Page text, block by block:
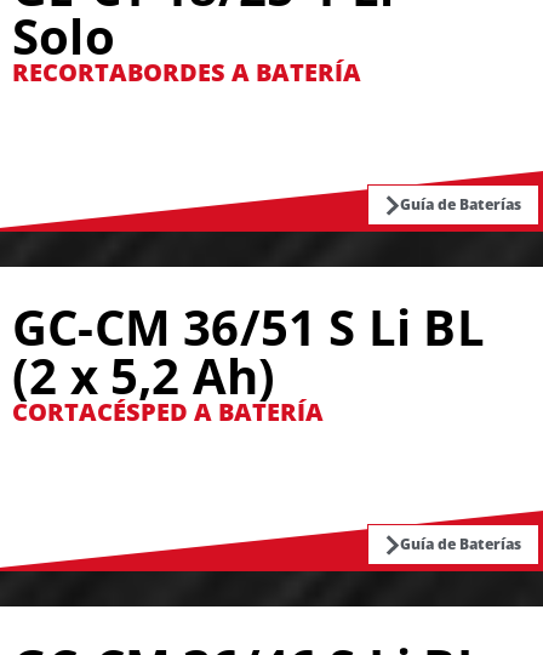
Solo
RECORTABORDES A BATERÍA
Guía de Baterías
GC-CM 36/51 S Li BL
(2 x 5,2 Ah)
CORTACÉSPED A BATERÍA
Guía de Baterías